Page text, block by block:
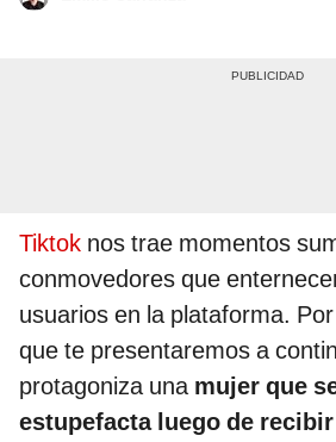
Tiktok nos trae momentos
conmovedores que
usuarios en la plataforma.
que te presentaremos a
protagoniza una mujer que
estupefacta luego de